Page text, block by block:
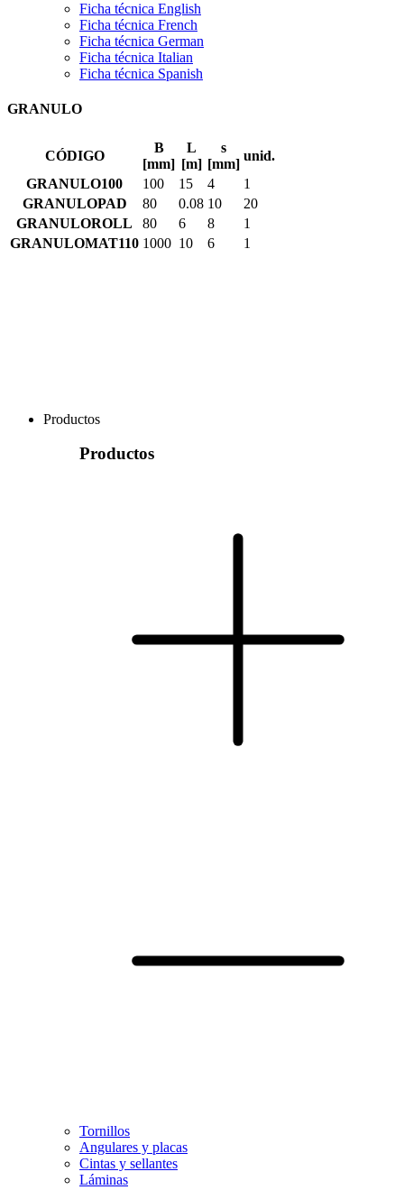
Ficha técnica English
Ficha técnica French
Ficha técnica German
Ficha técnica Italian
Ficha técnica Spanish
GRANULO
CÓDIGO
B
[mm]
L
[m]
s
[mm]
unid.
GRANULO100
100 15 4
1
GRANULOPAD
80 0.08 10
20
GRANULOROLL
80 6 8
1
GRANULOMAT110 1000 10 6 1
Productos
Productos
Tornillos
Angulares y placas
Cintas y sellantes
Láminas